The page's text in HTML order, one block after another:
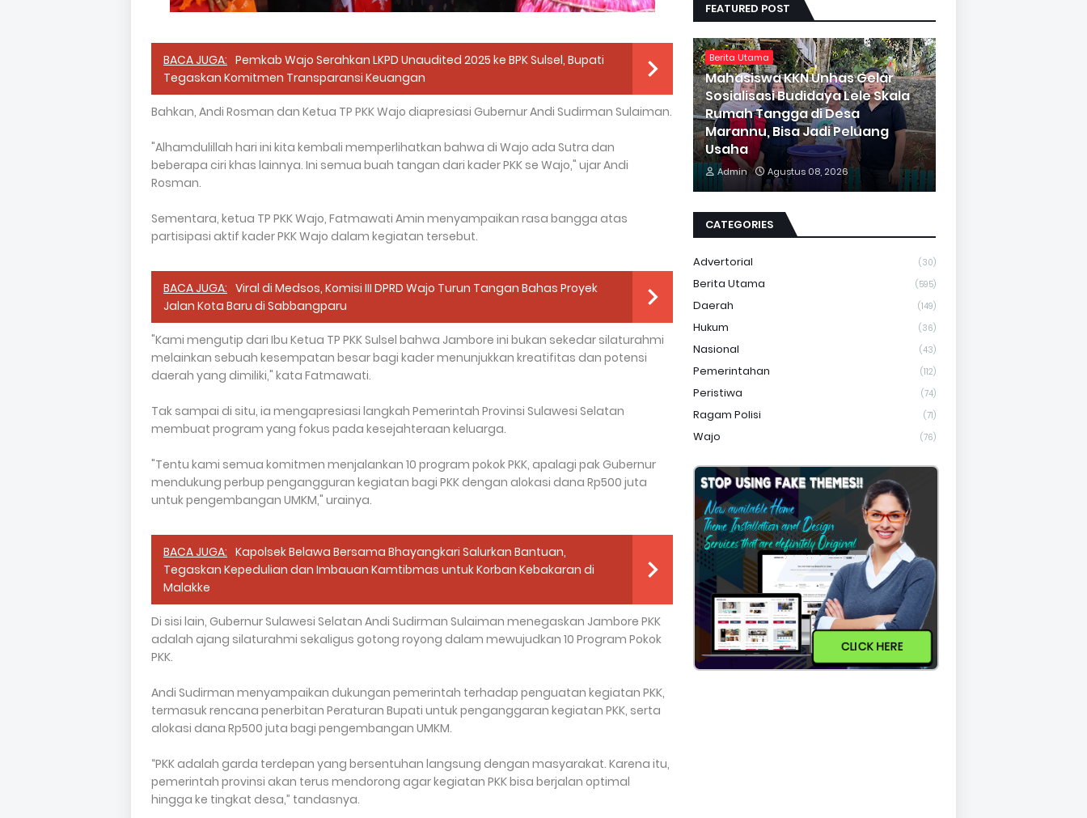
BACA JUGA: Pemkab Wajo Serahkan LKPD Unaudited 2025 ke BPK Sulsel, Bupati
Tegaskan Komitmen Transparansi Keuangan
Bahkan, Andi Rosman dan Ketua TP PKK Wajo diapresiasi Gubernur Andi Sudirman Sulaiman.
"Alhamdulillah hari ini kita kembali memperlihatkan bahwa di Wajo ada Sutra dan
beberapa ciri khas lainnya. Ini semua buah tangan dari kader PKK se Wajo," ujar Andi
Rosman.
Sementara, ketua TP PKK Wajo, Fatmawati Amin menyampaikan rasa bangga atas
partisipasi aktif kader PKK Wajo dalam kegiatan tersebut.
BACA JUGA: Viral di Medsos, Komisi III DPRD Wajo Turun Tangan Bahas Proyek
Jalan Kota Baru di Sabbangparu
"Kami mengutip dari Ibu Ketua TP PKK Sulsel bahwa Jambore ini bukan sekedar silaturahmi
melainkan sebuah kesempatan besar bagi kader menunjukkan kreatifitas dan potensi
daerah yang dimiliki," kata Fatmawati.
Tak sampai di situ, ia mengapresiasi langkah Pemerintah Provinsi Sulawesi Selatan
membuat program yang fokus pada kesejahteraan keluarga.
"Tentu kami semua komitmen menjalankan 10 program pokok PKK, apalagi pak Gubernur
mendukung perbup pengangguran kegiatan bagi PKK dengan alokasi dana Rp500 juta
untuk pengembangan UMKM," urainya.
BACA JUGA: Kapolsek Belawa Bersama Bhayangkari Salurkan Bantuan,
Tegaskan Kepedulian dan Imbauan Kamtibmas untuk Korban Kebakaran di
Malakke
Di sisi lain, Gubernur Sulawesi Selatan Andi Sudirman Sulaiman menegaskan Jambore PKK
adalah ajang silaturahmi sekaligus gotong royong dalam mewujudkan 10 Program Pokok
PKK.
Andi Sudirman menyampaikan dukungan pemerintah terhadap penguatan kegiatan PKK,
termasuk rencana penerbitan Peraturan Bupati untuk penganggaran kegiatan PKK, serta
alokasi dana Rp500 juta bagi pengembangan UMKM.
“PKK adalah garda terdepan yang bersentuhan langsung dengan masyarakat. Karena itu,
pemerintah provinsi akan terus mendorong agar kegiatan PKK bisa berjalan optimal
hingga ke tingkat desa,” tandasnya.
FEATURED POST
Berita Utama
Mahasiswa KKN Unhas Gelar
Sosialisasi Budidaya Lele Skala
Rumah Tangga di Desa
Marannu, Bisa Jadi Peluang
Usaha
Admin Agustus 08, 2026
CATEGORIES
Advertorial (30)
Berita Utama (595)
Daerah (149)
Hukum (36)
Nasional (43)
Pemerintahan (112)
Peristiwa (74)
Ragam Polisi (71)
Wajo (76)
CLICK HERE